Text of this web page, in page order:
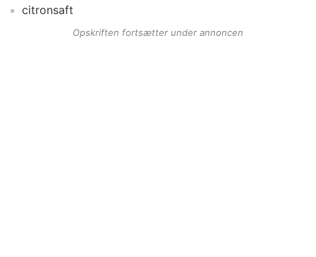
citronsaft
Opskriften fortsætter under annoncen